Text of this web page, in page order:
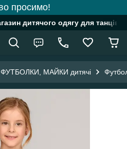
просимо!
дитячого одягу для танців,
ФУТБОЛКИ, МАЙКИ дитячі